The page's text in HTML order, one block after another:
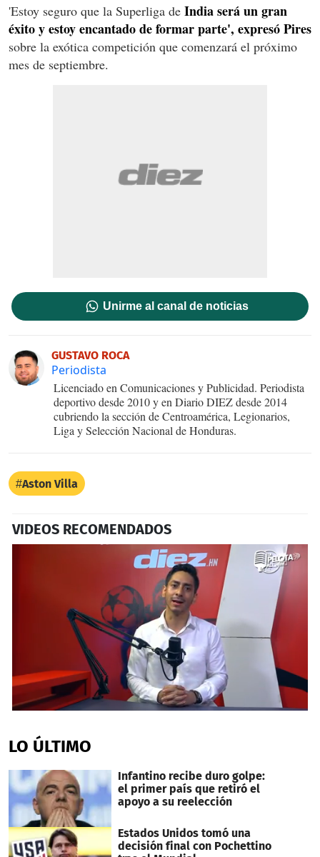
'Estoy seguro que la Superliga de India será un gran
éxito y estoy encantado de formar parte', expresó Pires
sobre la exótica competición que comenzará el próximo
mes de septiembre.
Unirme al canal de noticias
GUSTAVO ROCA
Periodista
Licenciado en Comunicaciones y Publicidad. Periodista
deportivo desde 2010 y en Diario DIEZ desde 2014
cubriendo la sección de Centroamérica, Legionarios,
Liga y Selección Nacional de Honduras.
Aston Villa
VIDEOS RECOMENDADOS
of
7
45
seconds
LO ÚLTIMO
Infantino recibe duro golpe:
el primer país que retiró el
apoyo a su reelección
Estados Unidos tomó una
decisión final con Pochettino